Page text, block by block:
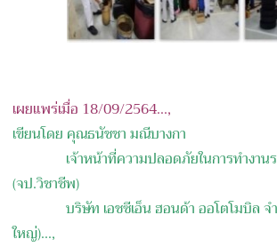
เผยแพร่เมื่อ 18/09/2564...,
เขียนโดย คุณธนัชชา มณีบางกา
เจ้าหน้าที่ความปลอดภัยในการทำงา
(จป.วิชาชีพ)
บริษัท เอชซีเอ็น ฮอนด้า ออโตโมบิล
ใหญ่)...,